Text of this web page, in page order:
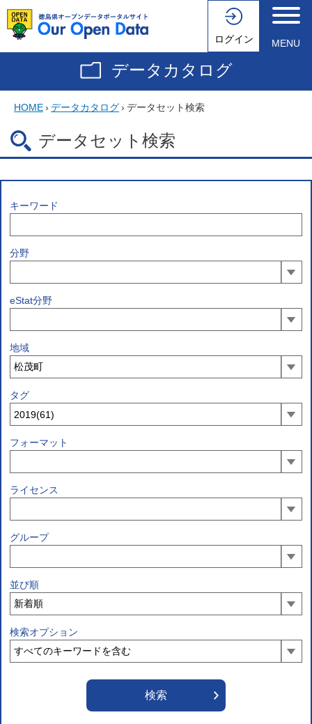
ログイン MENU
データカタログ
HOME› データカタログ› データセット検索
データセット検索
キーワード
分野
eStat分野
地域
タグ
フォーマット
ライセンス
グループ
並び順
検索オプション